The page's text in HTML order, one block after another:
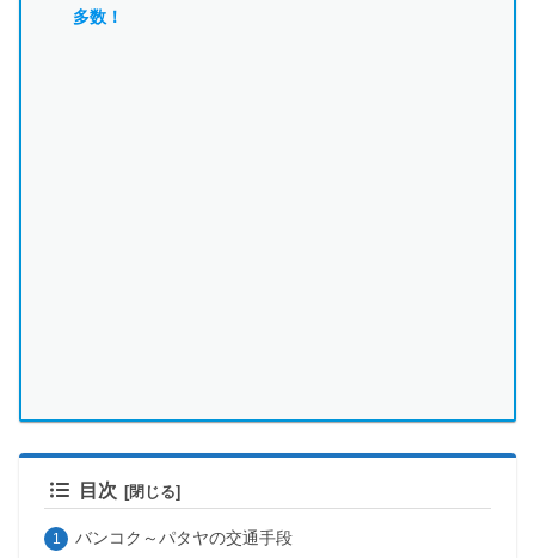
多数！
目次
バンコク～パタヤの交通手段